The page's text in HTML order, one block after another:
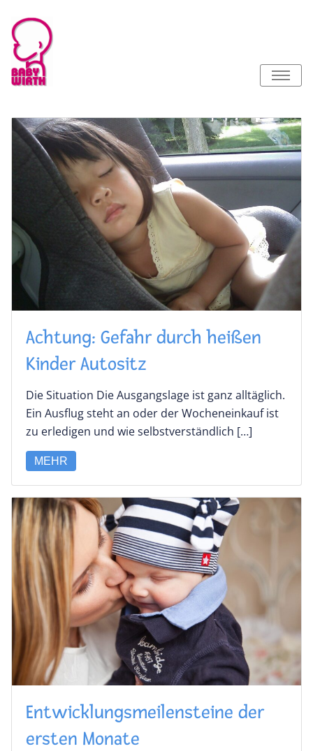
Achtung: Gefahr durch heißen
Kinder ­Autositz
Die Situation Die Ausgangslage ist ganz alltäglich.
Ein Ausflug steht an oder der Wocheneinkauf ist
zu erledigen und wie selbstverständlich […]
MEHR
Entwicklungsmeilensteine der
ersten Monate